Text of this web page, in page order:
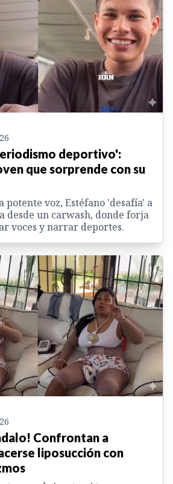
deportivo':
que sorprende con su
potente voz, Estéfano 'desafía' a
desde un carwash, donde forja
voces y narrar deportes.
Confrontan a
liposucción con